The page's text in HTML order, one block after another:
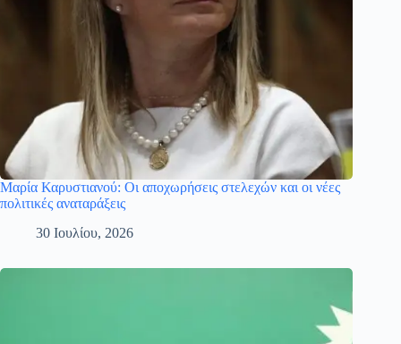
Μαρία Καρυστιανού: Οι αποχωρήσεις στελεχών και οι νέες
πολιτικές αναταράξεις
30 Ιουλίου, 2026